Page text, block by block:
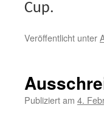
Cup.
Veröffentlicht unter
Publiziert am 4.